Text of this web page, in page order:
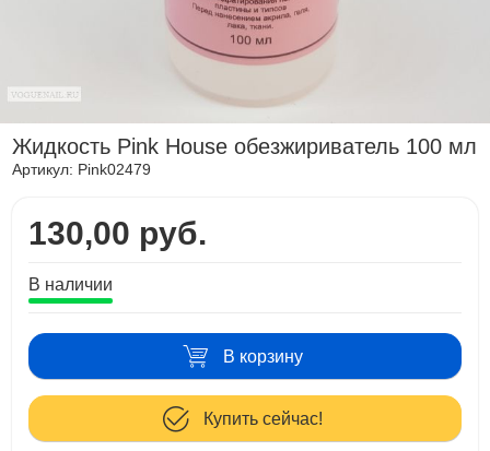
Жидкость Pink House обезжириватель 100 мл
Артикул: Pink02479
130,00 руб.
В наличии
В корзину
Купить сейчас!